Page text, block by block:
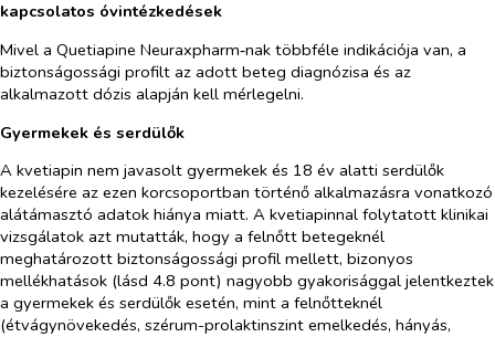
kapcsolatos óvintézkedések
Mivel a Quetiapine Neuraxpharm‑nak többféle indikációja van, a
biztonságossági profilt az adott beteg diagnózisa és az
alkalmazott dózis alapján kell mérlegelni.
Gyermekek és serdülők
A kvetiapin nem javasolt gyermekek és 18 év alatti serdülők
kezelésére az ezen korcsoportban történő alkalmazásra vonatkozó
alátámasztó adatok hiánya miatt. A kvetiapinnal folytatott klinikai
vizsgálatok azt mutatták, hogy a felnőtt betegeknél
meghatározott biztonságossági profil mellett, bizonyos
mellékhatások (lásd 4.8 pont) nagyobb gyakorisággal jelentkeztek
a gyermekek és serdülők esetén, mint a felnőtteknél
(étvágynövekedés, szérum-prolaktinszint emelkedés, hányás,